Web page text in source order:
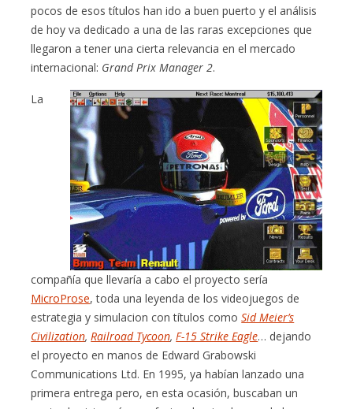
pocos de esos títulos han ido a buen puerto y el análisis
de hoy va dedicado a una de las raras excepciones que
llegaron a tener una cierta relevancia en el mercado
internacional: Grand Prix Manager 2.
La
compañía que llevaría a cabo el proyecto sería
MicroProse, toda una leyenda de los videojuegos de
estrategia y simulacion con títulos comoSid Meier’s
Civilization, Railroad Tycoon, F-15 Strike Eagle… dejando
el proyecto en manos de Edward Grabowski
Communications Ltd. En 1995, ya habían lanzado una
primera entrega pero, en esta ocasión, buscaban un